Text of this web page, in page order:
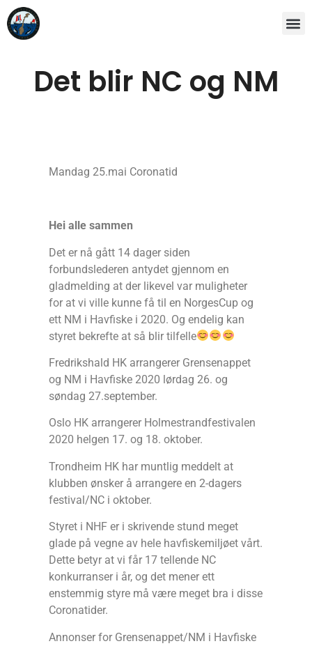
Det blir NC og NM
Mandag 25.mai Coronatid
Hei alle sammen
Det er nå gått 14 dager siden
forbundslederen antydet gjennom en
gladmelding at der likevel var muligheter
for at vi ville kunne få til en NorgesCup og
ett NM i Havfiske i 2020. Og endelig kan
styret bekrefte at så blir tilfelle
Fredrikshald HK arrangerer Grensenappet
og NM i Havfiske 2020 lørdag 26. og
søndag 27.september.
Oslo HK arrangerer Holmestrandfestivalen
2020 helgen 17. og 18. oktober.
Trondheim HK har muntlig meddelt at
klubben ønsker å arrangere en 2-dagers
festival/NC i oktober.
Styret i NHF er i skrivende stund meget
glade på vegne av hele havfiskemiljøet vårt.
Dette betyr at vi får 17 tellende NC
konkurranser i år, og det mener ett
enstemmig styre må være meget bra i disse
Coronatider.
Annonser for Grensenappet/NM i Havfiske